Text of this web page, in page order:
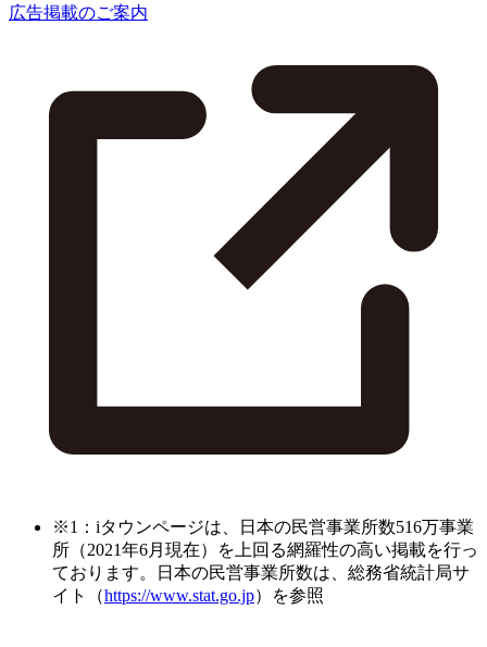
広告掲載のご案内
※1：iタウンページは、日本の民営事業所数516万事業
所（2021年6月現在）を上回る網羅性の高い掲載を行っ
ております。日本の民営事業所数は、総務省統計局サ
イト（https://www.stat.go.jp）を参照